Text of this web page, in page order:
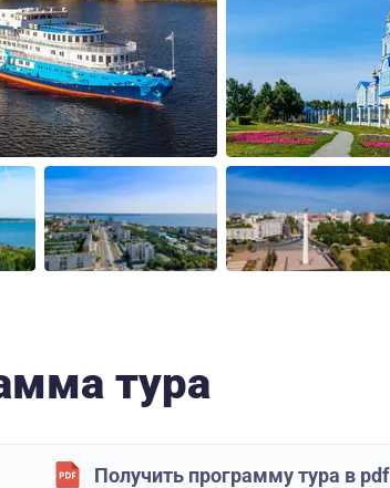
тура
Получить программу тура в pdf